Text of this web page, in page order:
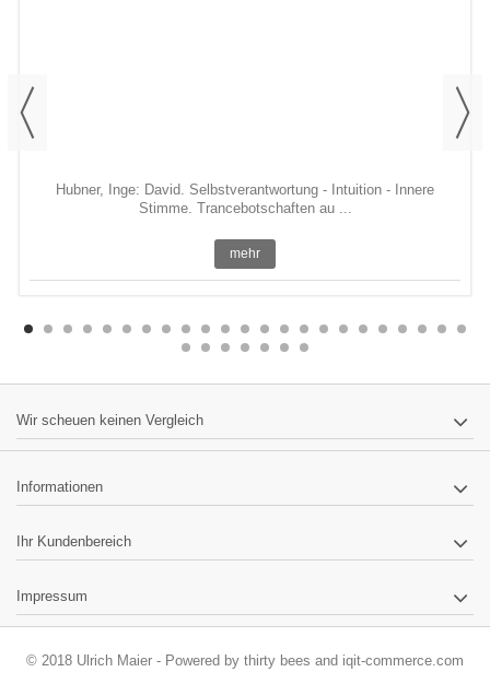
Hubner, Inge: David. Selbstverantwortung - Intuition - Innere
Stimme. Trancebotschaften au ...
mehr
Wir scheuen keinen Vergleich
Informationen
Ihr Kundenbereich
Impressum
© 2018 Ulrich Maier - Powered by thirty bees and iqit-commerce.com